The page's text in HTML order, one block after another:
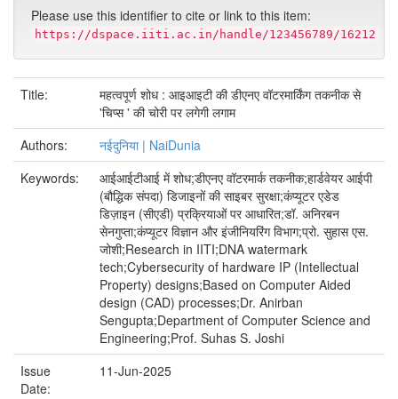
Please use this identifier to cite or link to this item:
https://dspace.iiti.ac.in/handle/123456789/16212
Title:
महत्वपूर्ण शोध : आइआइटी की डीएनए वॉटरमार्किंग तकनीक से
'चिप्स ' की चोरी पर लगेगी लगाम
Authors:
नईदुनिया | NaiDunia
Keywords:
आईआईटीआई में शोध;डीएनए वॉटरमार्क तकनीक;हार्डवेयर आईपी
(बौद्धिक संपदा) डिजाइनों की साइबर सुरक्षा;कंप्यूटर एडेड
डिज़ाइन (सीएडी) प्रक्रियाओं पर आधारित;डॉ. अनिरबन
सेनगुप्ता;कंप्यूटर विज्ञान और इंजीनियरिंग विभाग;प्रो. सुहास एस.
जोशी;Research in IITI;DNA watermark
tech;Cybersecurity of hardware IP (Intellectual
Property) designs;Based on Computer Aided
design (CAD) processes;Dr. Anirban
Sengupta;Department of Computer Science and
Engineering;Prof. Suhas S. Joshi
Issue
Date:
11-Jun-2025